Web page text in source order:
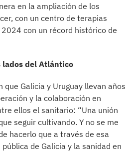
en la ampliación de los
con un centro de terapias
con un récord histórico de
lados del Atlántico
que Galicia y Uruguay llevan años
y la colaboración en
ellos el sanitario: “Una unión
seguir cultivando. Y no se me
hacerlo que a través de esa
de Galicia y la sanidad en